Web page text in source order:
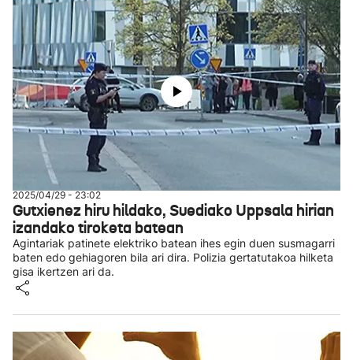
2025/04/29 - 23:02
Gutxienez hiru hildako, Suediako Uppsala hirian
izandako tiroketa batean
Agintariak patinete elektriko batean ihes egin duen susmagarri
baten edo gehiagoren bila ari dira. Polizia gertatutakoa hilketa
gisa ikertzen ari da.